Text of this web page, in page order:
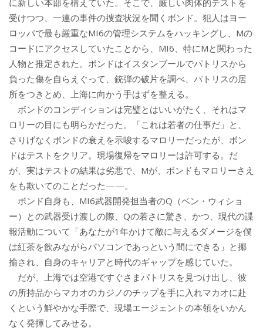
受けつつ、一連の事件の捜査状況を聞くボンド。犯人はヨー
ロッパで最も厳重なMI6の管理システムをハッキングし、Mの
コードにアクセスしていたことから、MI6、特にMと関わった
人物と推定された。ボンドはイスタンブールでパトリスから
負った傷を自らえぐって、銃弾の破片を調べ、パトリスの居
所をつきとめ、上海に向かう手はずを整える。
ボンドのコンディションは完璧とはいいがたく、それはマ
ロリーの目にも明らかだった。「これは若者の仕事だ」と、
さりげなくボンドの衰えを示唆するマロリーだったが、ボン
ドはテストをクリア。現場復帰をマロリーは許可する。だ
が、実はテストの結果は劣悪で、Mが、ボンドもマロリーさえ
をも欺いてのことだった——。
ボンド自身も、MI6武器開発担当者のQ（ベン・ウィショ
ー）との武器受け渡しの際、Qの若さに驚き、かつ、現代の諜
報活動について「あなたが1年かけて敵に与えるダメージを僕
は紅茶を飲みながらパソコンであっという間にできる」と揶
揄され、自身のキャリアと時代のギャップを感じていた。
だが、上海では空港ですぐさまパトリスを見つけ出し、彼
の所持品からマカオのカジノのチップを手に入れマカオに赴
くという鮮やかな手際で、現場エージェントの本領をいかん
なく発揮してみせる。